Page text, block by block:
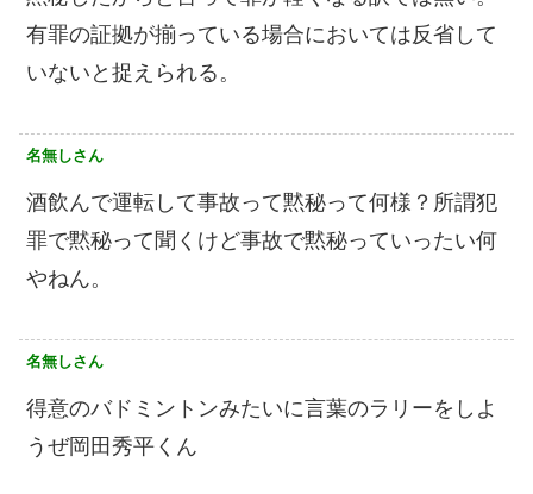
有罪の証拠が揃っている場合においては反省して
いないと捉えられる。
名無しさん
酒飲んで運転して事故って黙秘って何様？所謂犯
罪で黙秘って聞くけど事故で黙秘っていったい何
やねん。
名無しさん
得意のバドミントンみたいに言葉のラリーをしよ
うぜ岡田秀平くん